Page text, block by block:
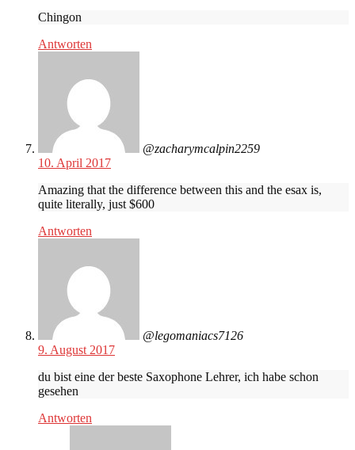
Chingon
Antworten
@zacharymcalpin2259
10. April 2017
Amazing that the difference between this and the esax is,
quite literally, just $600
Antworten
@legomaniacs7126
9. August 2017
du bist eine der beste Saxophone Lehrer, ich habe schon
gesehen
Antworten